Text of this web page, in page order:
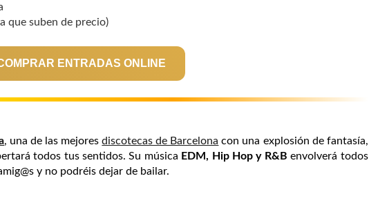
que suben de precio)
ENTRADAS ONLINE
, una de las mejoresdiscotecas de Barcelona con una explosión de fantasía,
todos tus sentidos. Su música EDM, Hip Hop y R&B envolverá todos
y no podréis dejar de bailar.